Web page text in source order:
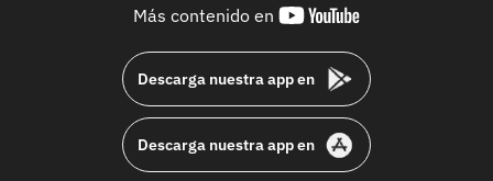
Más contenido en
youtube-
Descarga nuestra app en
Descarga nuestra app en